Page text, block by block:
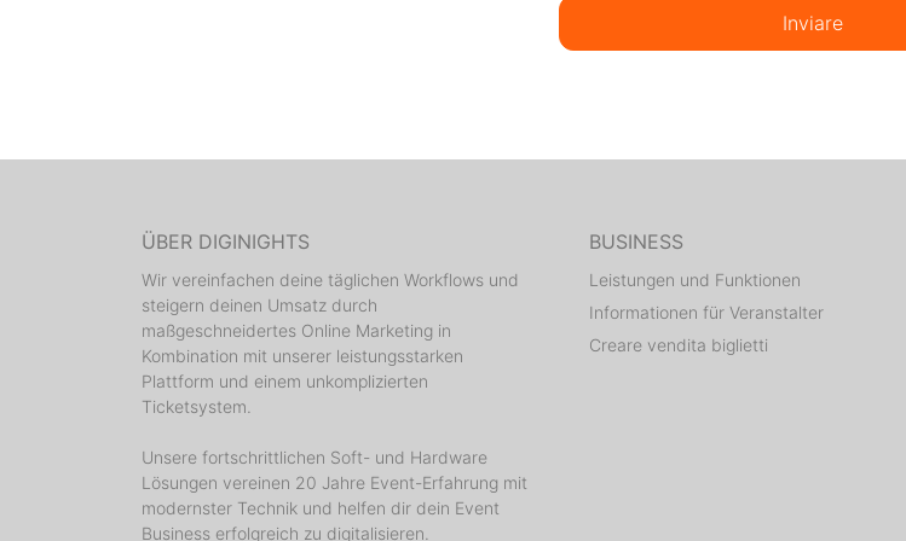
Inviare
ÜBER DIGINIGHTS
Wir vereinfachen deine täglichen Workflows und
steigern deinen Umsatz durch
maßgeschneidertes Online Marketing in
Kombination mit unserer leistungsstarken
Plattform und einem unkomplizierten
Ticketsystem.
Unsere fortschrittlichen Soft- und Hardware
Lösungen vereinen 20 Jahre Event-Erfahrung mit
modernster Technik und helfen dir dein Event
Business erfolgreich zu digitalisieren.
BUSINESS
Leistungen und Funktionen
Informationen für Veranstalter
Creare vendita biglietti